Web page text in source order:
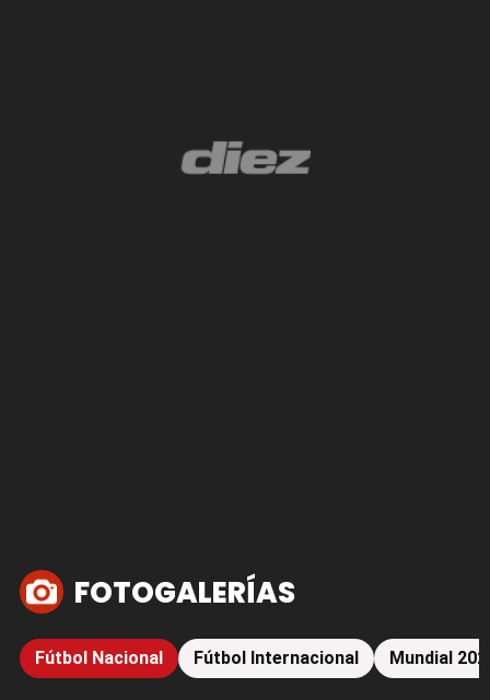
FOTOGALERÍAS
Fútbol Nacional Fútbol Internacional Mundial